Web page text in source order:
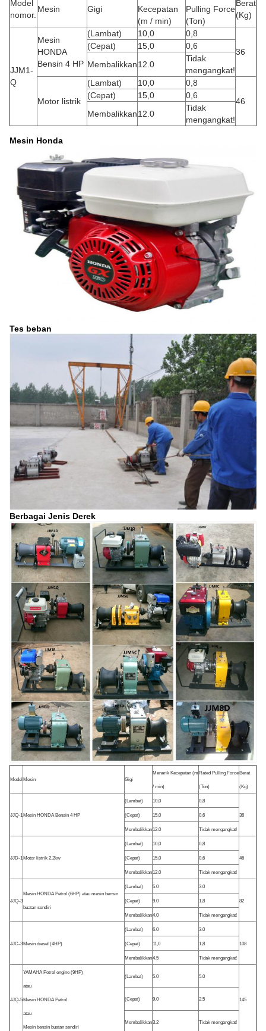
Model
nomor.
Mesin Gigi
Kecepatan
(m / min)
Pulling Force
(Ton)
Berat
(Kg)
JJM1-
Q
Mesin
HONDA
Bensin 4 HP
(Lambat) 10,0
0,8
36
(Cepat) 15,0
0,6
Membalikkan12.0
Tidak
mengangkat!
Motor listrik
(Lambat) 10,0
0,8
46
(Cepat) 15,0
0,6
Membalikkan12.0
Tidak
mengangkat!
Mesin Honda
Tes beban
Berbagai Jenis Derek
Model Mesin Gigi
Menarik Kecepatan (m
/ min)
Rated Pulling Force
(Ton)
Berat
(Kg)
JJQ-1 Mesin HONDA Bensin 4 HP
(Lambat) 10,0 0,8
36
(Cepat) 15,0 0,6
Membalikkan12.0 Tidak mengangkat!
JJD-1 Motor listrik 2.2kw
(Lambat) 10,0 0,8
46
(Cepat) 15,0 0,6
Membalikkan12.0 Tidak mengangkat!
JJQ-3
Mesin HONDA Petrol (6HP) atau mesin bensin
buatan sendiri
(Lambat) 5.0 3.0
82
(Cepat) 9.0 1,8
Membalikkan4,0 Tidak mengangkat!
JJC-3 Mesin diesel (4HP)
(Lambat) 6.0 3.0
108
(Cepat) 11,0 1,8
Membalikkan4.5 Tidak mengangkat!
JJQ-5
YAMAHA Petrol engine (9HP)
atau
Mesin HONDA Petrol
atau
Mesin bensin buatan sendiri
(Lambat) 5.0 5.0
145
(Cepat) 9.0 2.5
Membalikkan3.2 Tidak mengangkat!